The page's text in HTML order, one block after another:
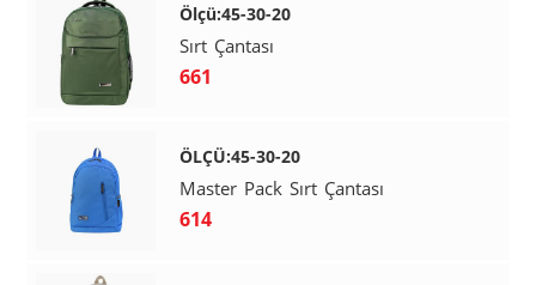
Ölçü:45-30-20
Sırt Çantası
661
ÖLÇÜ:45-30-20
Master Pack Sırt Çantası
614